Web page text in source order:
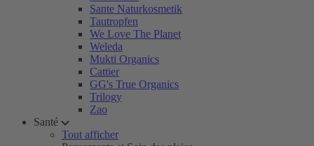
Sante Naturkosmetik
Tautropfen
We Love The Planet
Weleda
Mukti Organics
Cattier
GG's True Organics
Trilogy
Zao
Santé
Tout afficher